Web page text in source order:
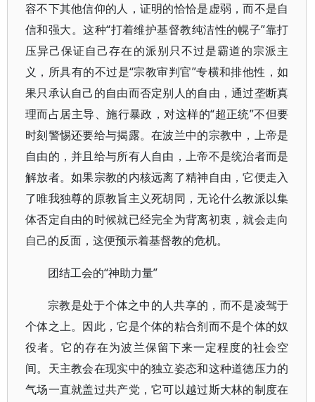
容不下其他信仰的人，证明的恰恰是虚弱，而不是自
信和强大。这种“打着维护基督教纯洁性的幌子”靠打
压异己保证自己存在的派别只不过是霸道的宗派主
义，所具有的不过是“宗教审判官”专横和排他性，如
果只承认自己的自由而否定别人的自由，通过垄断真
理而占居主导、施行暴政，对这样的“超正统”不但要
时刻警惕还要给与揭露。在波兰中的宗教中，上帝是
自由的，并且给与所有人自由，上帝不是统治者而是
解放者。如果宗教的内核远离了精神自由，它便走入
了唯我独尊的原教旨主义死胡同，无论什么教派以集
体否定自由的时候就已经完全为背离初衷，就会走向
自己的反面，这便预示着基督教的危机。
团结工会的“神助力量”
宗教是处于个体之中的人共享的，而不是凌驾于
个体之上。因此，它是个体的粘合剂而不是个体的奴
役者。它的存在为波兰保留下来一定程度的社会空
间。天主教会在现实中的独立姿态和这种道德压力的
气场一直就盖过共产党，它可以越过斯大林的制度在